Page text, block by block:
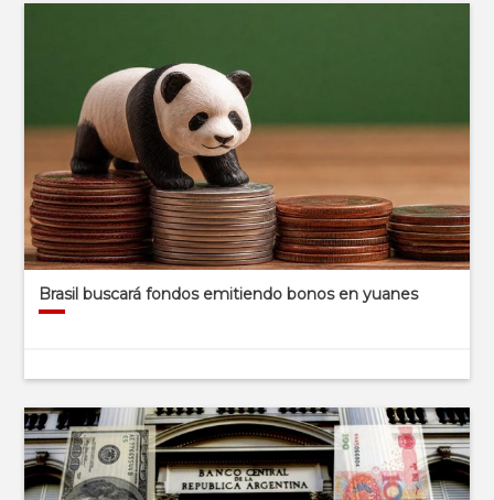
Brasil buscará fondos emitiendo bonos en yuanes